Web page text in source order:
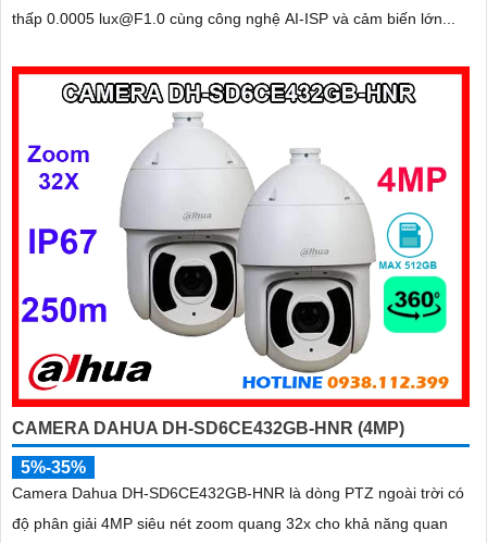
thấp 0.0005 lux@F1.0 cùng công nghệ AI-ISP và cảm biến lớn...
CAMERA DAHUA DH-SD6CE432GB-HNR (4MP)
5%-35%
Camera Dahua DH-SD6CE432GB-HNR là dòng PTZ ngoài trời có
độ phân giải 4MP siêu nét zoom quang 32x cho khả năng quan